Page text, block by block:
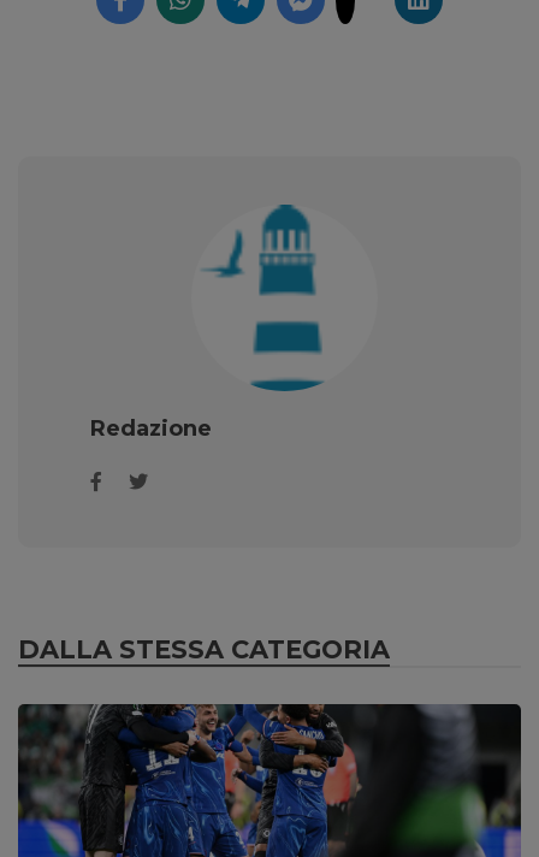
Redazione
DALLA STESSA CATEGORIA